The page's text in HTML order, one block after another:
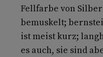
Fellfarbe von
bemuskelt;
ist meist kurz;
es auch, sie sind